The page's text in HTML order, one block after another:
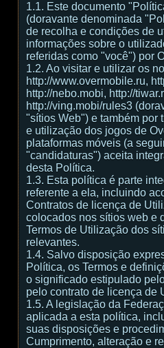
1.1. Este documento
(doravante denominada
de recolha e condições de
informações sobre o
referidas como "você") por
1.2. Ao visitar e utilizar os
http://www.overmobile.ru,
http://nebo.mobi, http://
http://ving.mobi/rules3
"sítios Web") e também por
e utilização dos jogos de
plataformas móveis (a
"candidaturas") aceita
desta Política.
1.3. Esta política é parte
referente a ela, incluindo
Contratos de licença de
colocados nos sítios web e
Termos de Utilização dos
relevantes.
1.4. Salvo disposição
Política, os Termos e
o significado estipulado
pelo contrato de licença de
1.5. A legislação da
aplicada a esta política,
suas disposições e
Cumprimento, alteração e